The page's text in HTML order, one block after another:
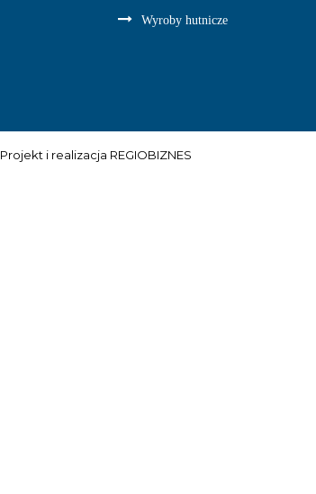
Wyroby hutnicze
Projekt i realizacja REGIOBIZNES